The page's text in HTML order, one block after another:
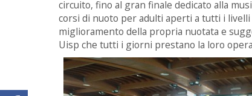
circuito, fino al gran finale dedicato alla
corsi di nuoto per adulti aperti a tutti i
miglioramento della propria nuotata e
Uisp che tutti i giorni prestano la loro